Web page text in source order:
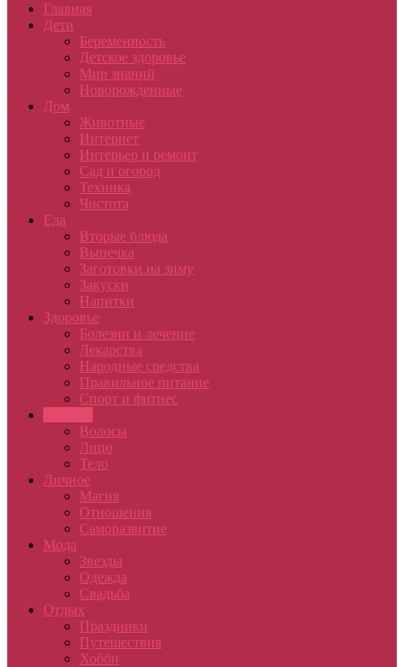
Главная
Дети
Беременность
Детское здоровье
Мир знаний
Новорожденные
Дом
Животные
Интернет
Интерьер и ремонт
Сад и огород
Техника
Чистота
Еда
Вторые блюда
Выпечка
Заготовки на зиму
Закуски
Напитки
Здоровье
Болезни и лечение
Лекарства
Народные средства
Правильное питание
Спорт и фитнес
Волосы
Лицо
Тело
Личное
Магия
Отношения
Саморазвитие
Мода
Звезды
Одежда
Свадьба
Отдых
Праздники
Путешествия
Хобби